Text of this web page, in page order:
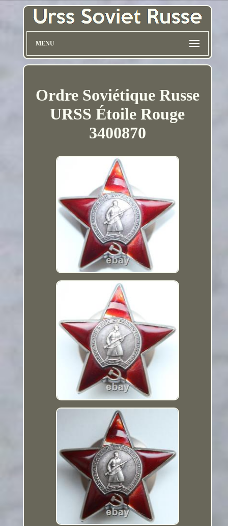
MENU
Ordre Soviétique Russe
URSS Étoile Rouge
3400870